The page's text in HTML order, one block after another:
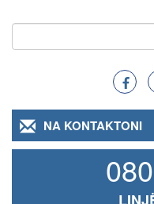
Search
Kërko
NA KONTAKTONI